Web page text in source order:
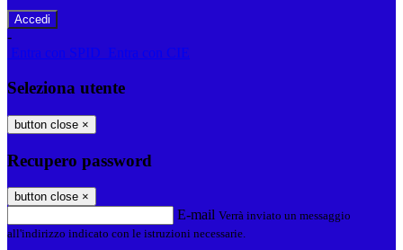
-
Entra con SPID
Entra con CIE
Seleziona utente
button close ×
Recupero password
button close ×
E-mail Verrà inviato un messaggio
all'indirizzo indicato con le istruzioni necessarie.